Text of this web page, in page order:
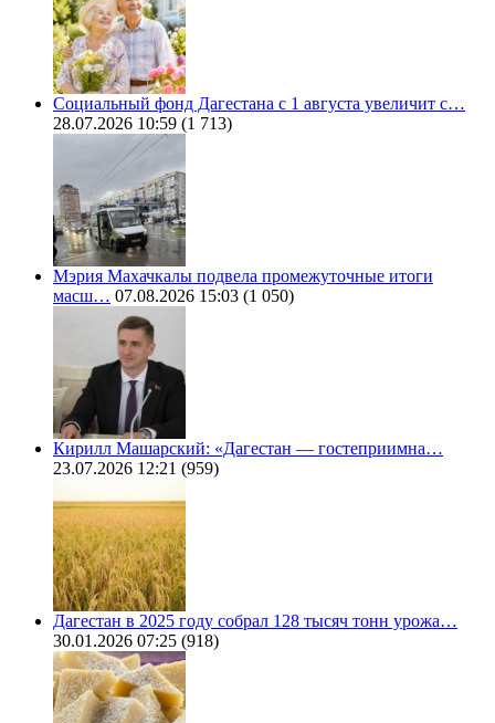
Социальный фонд Дагестана с 1 августа увеличит с…
28.07.2026 10:59 (1 713)
Мэрия Махачкалы подвела промежуточные итоги
масш… 07.08.2026 15:03 (1 050)
Кирилл Машарский: «Дагестан — гостеприимна…
23.07.2026 12:21 (959)
Дагестан в 2025 году собрал 128 тысяч тонн урожа…
30.01.2026 07:25 (918)